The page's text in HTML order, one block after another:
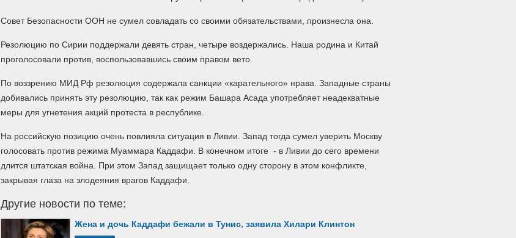
Совет Безопасности ООН не сумел совладать со своими обязательствами, произнесла она.
Резолюцию по Сирии поддержали девять стран, четыре воздержались. Наша родина и Китай
проголосовали против, воспользовавшись своим правом вето.
По воззрению МИД Рф резолюция содержала санкции «карательного» нрава. Западные страны
добивались принять эту резолюцию, так как режим Башара Асада употребляет неадекватные
меры для угнетения акций протеста в республике.
На российскую позицию очень повлияла ситуация в Ливии. Запад тогда сумел уверить Москву
голосовать против режима Муаммара Каддафи. В конечном итоге - в Ливии до сего времени
длится штатская война. При этом Запад защищает только одну сторону в этом конфликте,
закрывая глаза на злодеяния врагов Каддафи.
Другие новости по теме:
Жена и дочь Каддафи бежали в Тунис, заявила Хилари Клинтон